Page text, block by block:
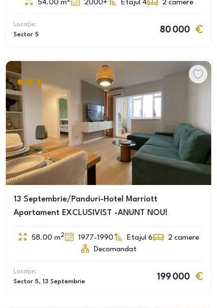
54.00 m 2000+ Etajul 4 2 camere
Locație:
Sector 5
80 000
13 Septembrie/Panduri-Hotel Marriott
Apartament EXCLUSIVIST -ANUNT NOU!
58.00 m2 1977-1990 Etajul 6 2 camere
Decomandat
Locație:
Sector 5, 13 Septembrie
199 000